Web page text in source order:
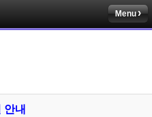
Menu
안내
치북5